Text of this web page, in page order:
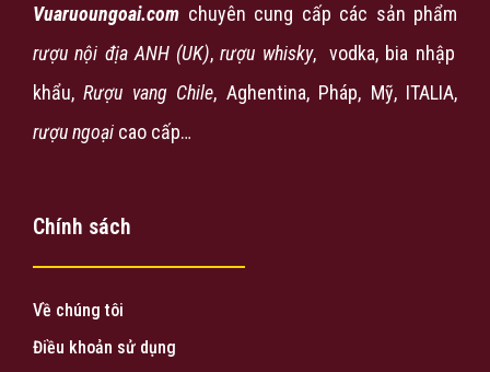
Vuaruoungoai.com chuyên cung cấp các sản phẩm
rượu nội địa ANH (UK),rượu whisky, vodka, bia nhập
khẩu,Rượu vang Chile, Aghentina, Pháp, Mỹ, ITALIA,
rượu ngoại cao cấp…
Chính sách
Về chúng tôi
Điều khoản sử dụng